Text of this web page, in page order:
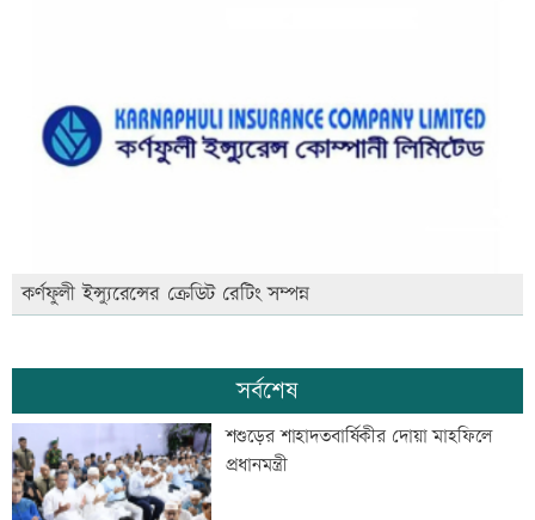
কর্ণফুলী ইন্স্যুরেন্সের ক্রেডিট রেটিং সম্পন্ন
সর্বশেষ
শশুড়ের শাহাদতবার্ষিকীর দোয়া মাহফিলে
প্রধানমন্ত্রী